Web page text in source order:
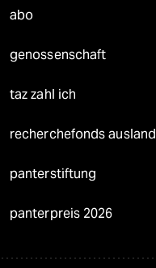
abo
genossenschaft
taz zahl ich
recherchefonds ausland
panterstiftung
panterpreis 2026